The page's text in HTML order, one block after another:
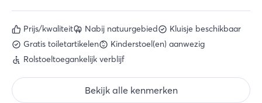
Prijs/kwaliteit Nabij natuurgebied
Kluisje beschikbaar
Gratis toiletartikelen
Kinderstoel(en) aanwezig
Rolstoeltoegankelijk verblijf
Bekijk alle kenmerken